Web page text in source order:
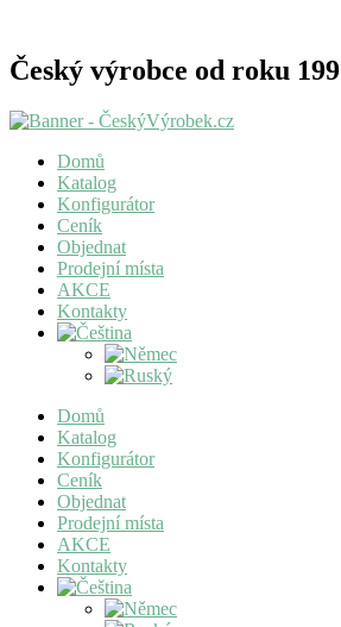
Český výrobce od roku
Domů
Katalog
Konfigurátor
Ceník
Objednat
Prodejní místa
AKCE
Kontakty
Domů
Katalog
Konfigurátor
Ceník
Objednat
Prodejní místa
AKCE
Kontakty